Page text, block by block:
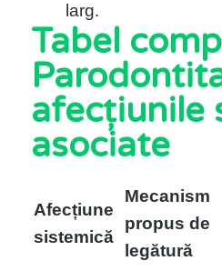
larg.
Tabel
afecțiunile
asociate
Afecțiune
sistemică
Mecanism
propus de
legătură